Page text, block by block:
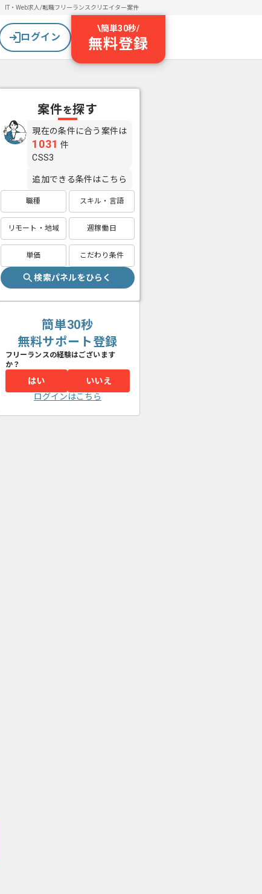
IT・Web求人/転職フリーランスクリエイター案件
ログイン
\簡単30秒/
無料登録
案件を探す
現在の条件に合う案件は
1031 件
CSS3
追加できる条件はこちら
職種 スキル・言語
リモート・地域 週稼働日
単価 こだわり条件
検索パネルをひらく
簡単30秒
無料サポート登録
フリーランスの経験はございます
か？
はい
いいえ
ログインはこちら